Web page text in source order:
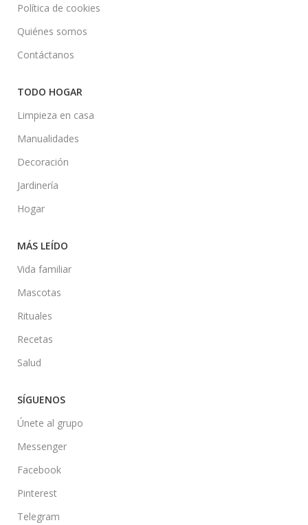
Política de cookies
Quiénes somos
Contáctanos
TODO HOGAR
Limpieza en casa
Manualidades
Decoración
Jardinería
Hogar
MÁS LEÍDO
Vida familiar
Mascotas
Rituales
Recetas
Salud
SÍGUENOS
Únete al grupo
Messenger
Facebook
Pinterest
Telegram